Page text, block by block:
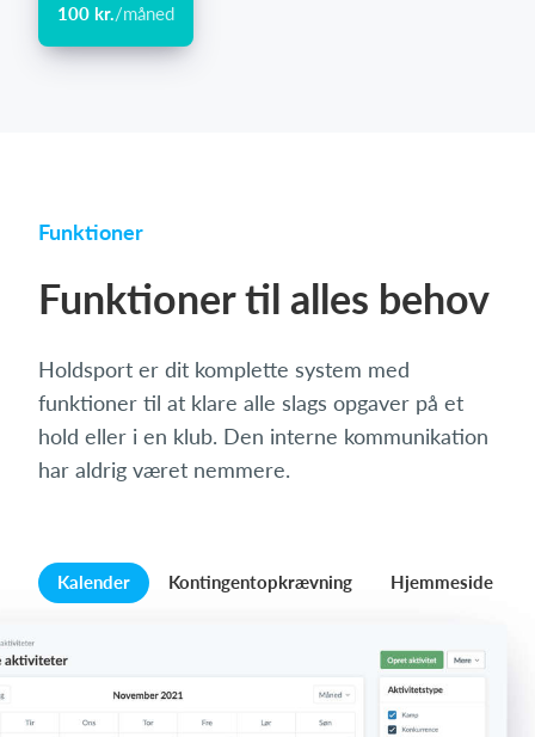
100 kr./måned
Funktioner
Funktioner til alles behov
Holdsport er dit komplette system med
funktioner til at klare alle slags opgaver på et
hold eller i en klub. Den interne kommunikation
har aldrig været nemmere.
Kalender Kontingentopkrævning Hjemmeside